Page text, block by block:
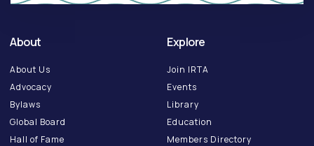
About
About Us
Advocacy
Bylaws
Global Board
Hall of Fame
Explore
Join IRTA
Events
Library
Education
Members Directory